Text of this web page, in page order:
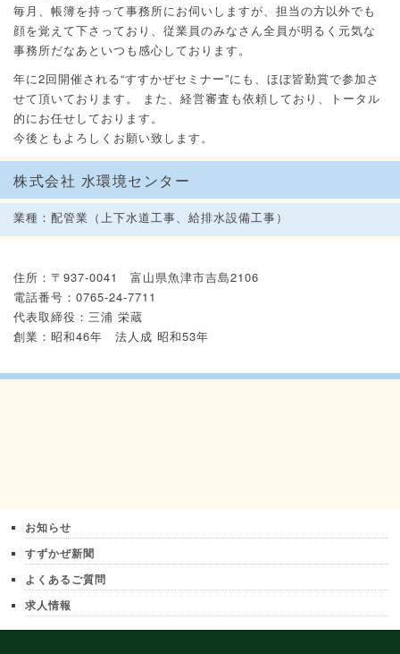
毎月、帳簿を持って事務所にお伺いしますが、担当の方以外でも
顔を覚えて下さっており、従業員のみなさん全員が明るく元気な
事務所だなあといつも感心しております。
年に2回開催される“すすかぜセミナー”にも、ほぼ皆勤賞で参加さ
せて頂いております。 また、経営審査も依頼しており、トータル
的にお任せしております。
今後ともよろしくお願い致します。
株式会社 水環境センター
業種：配管業（上下水道工事、給排水設備工事）
住所：〒937-0041 富山県魚津市吉島2106
電話番号：0765-24-7711
代表取締役：三浦 栄蔵
創業：昭和46年 法人成 昭和53年
お知らせ
すずかぜ新聞
よくあるご質問
求人情報